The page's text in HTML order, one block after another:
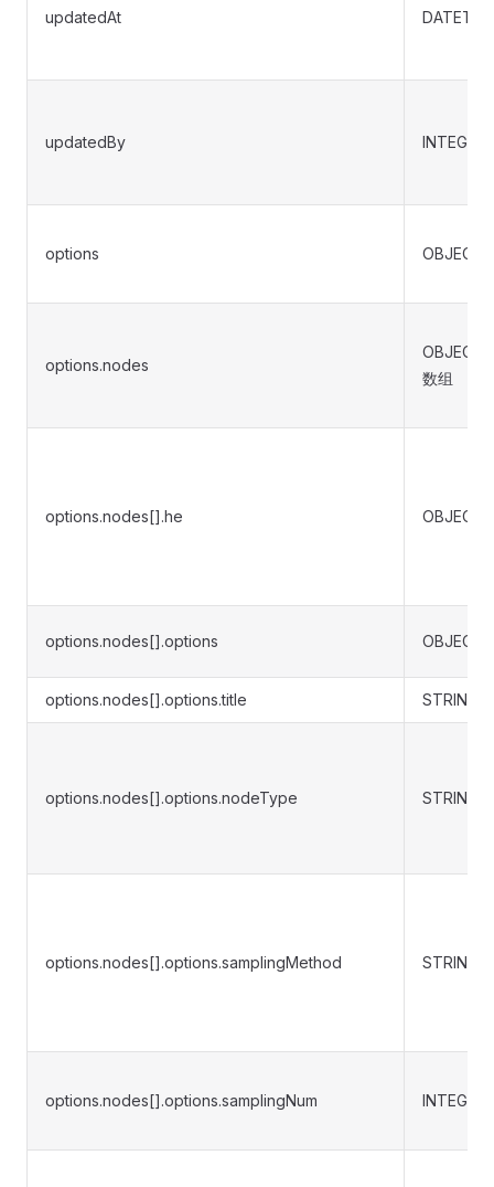
updatedAt
updatedBy INTEGER
options OBJECT
options.nodes
OBJECT
数组
options.nodes[].he OBJECT
options.nodes[].options OBJECT
options.nodes[].options.title STRING
options.nodes[].options.nodeType STRING
options.nodes[].options.samplingMethod STRING
options.nodes[].options.samplingNum INTEGER